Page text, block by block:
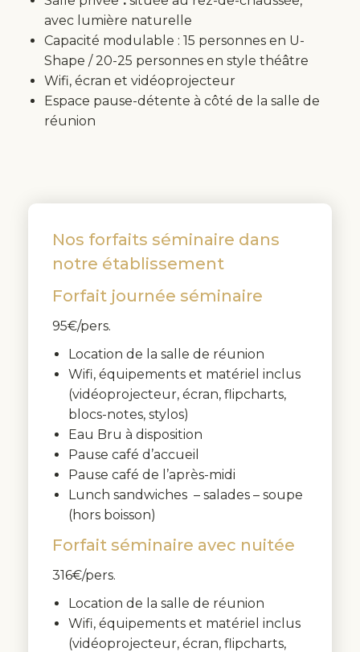
avec lumière naturelle
Capacité modulable : 15 personnes en U-
Shape / 20-25 personnes en style théâtre
Wifi, écran et vidéoprojecteur
Espace pause-détente à côté de la salle de
réunion
Nos forfaits séminaire dans
notre établissement
Forfait journée séminaire
95€/pers.
Location de la salle de réunion
Wifi, équipements et matériel inclus
(vidéoprojecteur, écran, flipcharts,
blocs-notes, stylos)
Eau Bru à disposition
Pause café d’accueil
Pause café de l’après-midi
Lunch sandwiches – salades – soupe
(hors boisson)
Forfait séminaire avec nuitée
316€/pers.
Location de la salle de réunion
Wifi, équipements et matériel inclus
(vidéoprojecteur, écran, flipcharts,